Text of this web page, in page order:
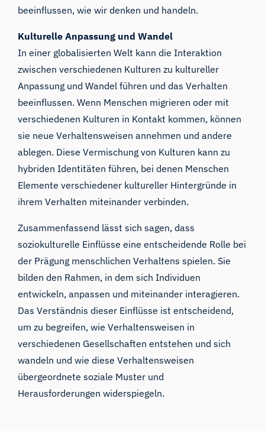
beeinflussen, wie wir denken und handeln.
Kulturelle Anpassung und Wandel
In einer globalisierten Welt kann die Interaktion
zwischen verschiedenen Kulturen zu kultureller
Anpassung und Wandel führen und das Verhalten
beeinflussen. Wenn Menschen migrieren oder mit
verschiedenen Kulturen in Kontakt kommen, können
sie neue Verhaltensweisen annehmen und andere
ablegen. Diese Vermischung von Kulturen kann zu
hybriden Identitäten führen, bei denen Menschen
Elemente verschiedener kultureller Hintergründe in
ihrem Verhalten miteinander verbinden.
Zusammenfassend lässt sich sagen, dass
soziokulturelle Einflüsse eine entscheidende Rolle bei
der Prägung menschlichen Verhaltens spielen. Sie
bilden den Rahmen, in dem sich Individuen
entwickeln, anpassen und miteinander interagieren.
Das Verständnis dieser Einflüsse ist entscheidend,
um zu begreifen, wie Verhaltensweisen in
verschiedenen Gesellschaften entstehen und sich
wandeln und wie diese Verhaltensweisen
übergeordnete soziale Muster und
Herausforderungen widerspiegeln.